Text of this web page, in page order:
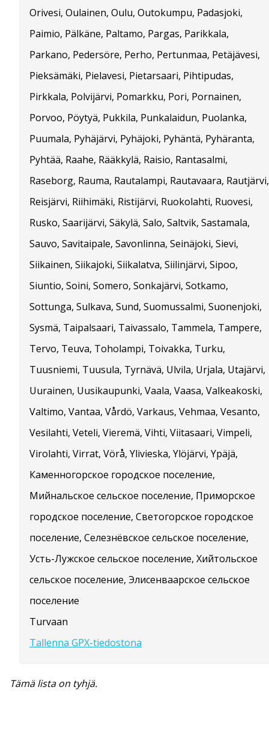
Orivesi, Oulainen, Oulu, Outokumpu, Padasjoki,
Paimio, Pälkäne, Paltamo, Pargas, Parikkala,
Parkano, Pedersöre, Perho, Pertunmaa, Petäjävesi,
Pieksämäki, Pielavesi, Pietarsaari, Pihtipudas,
Pirkkala, Polvijärvi, Pomarkku, Pori, Pornainen,
Porvoo, Pöytyä, Pukkila, Punkalaidun, Puolanka,
Puumala, Pyhäjärvi, Pyhäjoki, Pyhäntä, Pyhäranta,
Pyhtää, Raahe, Rääkkylä, Raisio, Rantasalmi,
Raseborg, Rauma, Rautalampi, Rautavaara, Rautjärvi,
Reisjärvi, Riihimäki, Ristijärvi, Ruokolahti, Ruovesi,
Rusko, Saarijärvi, Säkylä, Salo, Saltvik, Sastamala,
Sauvo, Savitaipale, Savonlinna, Seinäjoki, Sievi,
Siikainen, Siikajoki, Siikalatva, Siilinjärvi, Sipoo,
Siuntio, Soini, Somero, Sonkajärvi, Sotkamo,
Sottunga, Sulkava, Sund, Suomussalmi, Suonenjoki,
Sysmä, Taipalsaari, Taivassalo, Tammela, Tampere,
Tervo, Teuva, Toholampi, Toivakka, Turku,
Tuusniemi, Tuusula, Tyrnävä, Ulvila, Urjala, Utajärvi,
Uurainen, Uusikaupunki, Vaala, Vaasa, Valkeakoski,
Valtimo, Vantaa, Vårdö, Varkaus, Vehmaa, Vesanto,
Vesilahti, Veteli, Vieremä, Vihti, Viitasaari, Vimpeli,
Virolahti, Virrat, Vörå, Ylivieska, Ylöjärvi, Ypäjä,
Каменногорское городское поселение,
Мийнальское сельское поселение, Приморское
городское поселение, Светогорское городское
поселение, Селезнёвское сельское поселение,
Усть-Лужское сельское поселение, Хийтольское
сельское поселение, Элисенваарское сельское
поселение
Turvaan
Tallenna GPX-tiedostona
Tämä lista on tyhjä.